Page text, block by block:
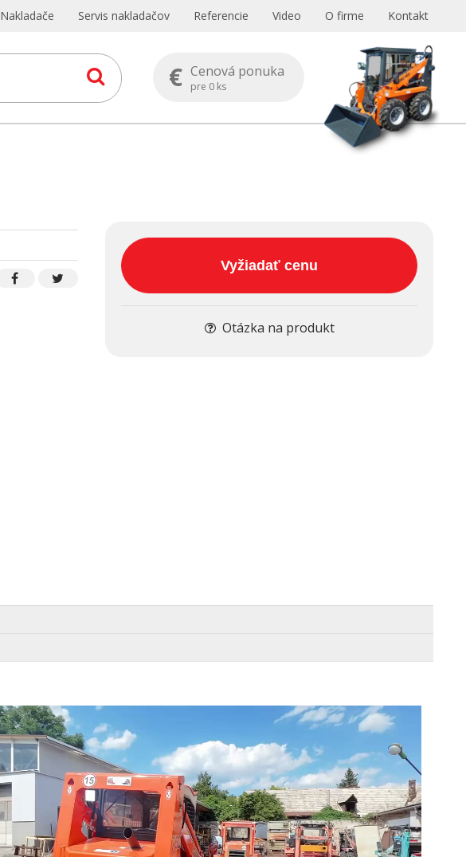
€ Cenová ponuka
pre 0 ks
Nakladače Servis nakladačov Referencie Video O firme Kontakt
Vyžiadať cenu
Otázka na produkt